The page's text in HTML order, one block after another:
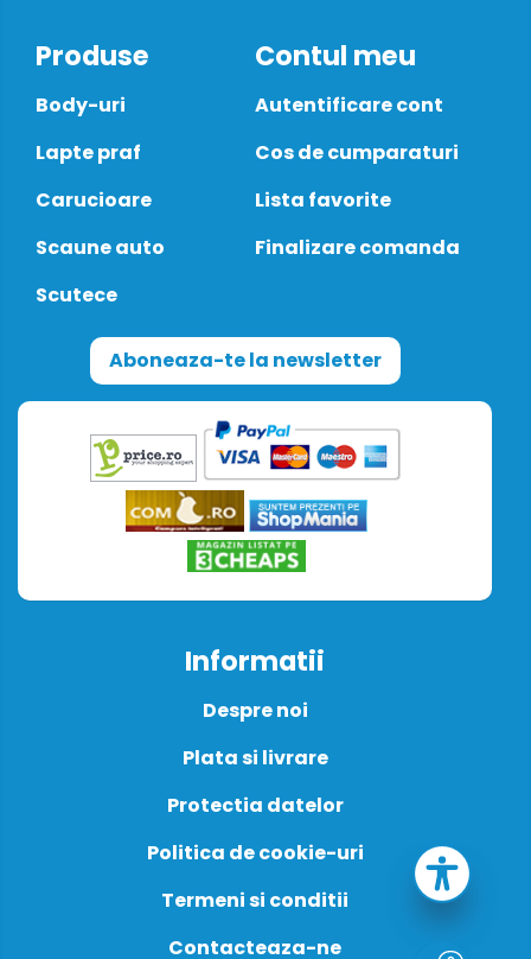
Produse
Body-uri
Lapte praf
Carucioare
Scaune auto
Scutece
Contul meu
Autentificare cont
Cos de cumparaturi
Lista favorite
Finalizare comanda
Aboneaza-te la newsletter
Informatii
Despre noi
Plata si livrare
Protectia datelor
Politica de cookie-uri
Termeni si conditii
Contacteaza-ne